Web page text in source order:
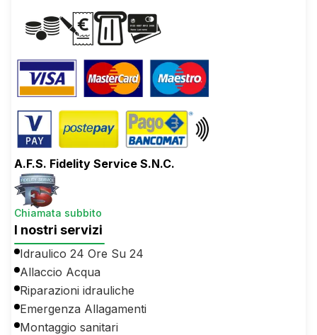
A.F.S. Fidelity Service S.N.C.
Chiamata subbito
I nostri servizi
Idraulico 24 Ore Su 24
Allaccio Acqua
Riparazioni idrauliche
Emergenza Allagamenti
Montaggio sanitari